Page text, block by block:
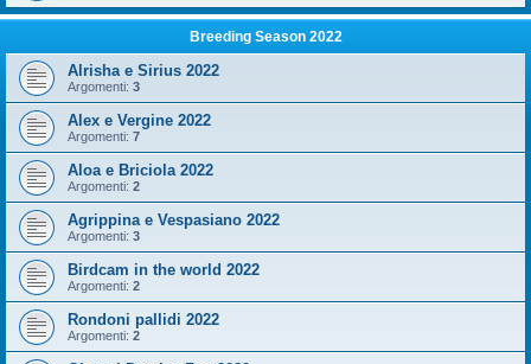
Breeding Season 2022
Alrisha e Sirius 2022
Argomenti: 3
Alex e Vergine 2022
Argomenti: 7
Aloa e Briciola 2022
Argomenti: 2
Agrippina e Vespasiano 2022
Argomenti: 3
Birdcam in the world 2022
Argomenti: 2
Rondoni pallidi 2022
Argomenti: 2